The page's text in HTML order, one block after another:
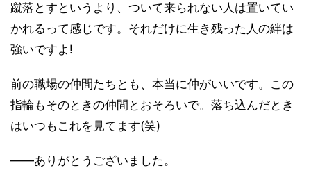
蹴落とすというより、ついて来られない人は置いてい
かれるって感じです。それだけに生き残った人の絆は
強いですよ!
前の職場の仲間たちとも、本当に仲がいいです。この
指輪もそのときの仲間とおそろいで。落ち込んだとき
はいつもこれを見てます(笑)
――ありがとうございました。